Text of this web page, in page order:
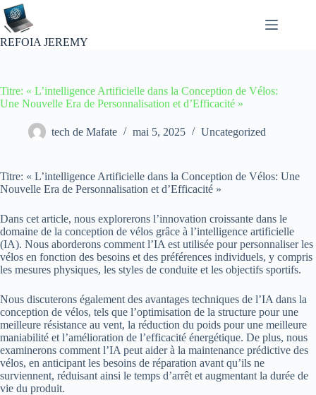
Passer
au
contenu
REFOIA JEREMY
Titre: « L’intelligence Artificielle dans la Conception de Vélos:
Une Nouvelle Era de Personnalisation et d’Efficacité »
tech de Mafate mai 5, 2025 Uncategorized
Titre: « L’intelligence Artificielle dans la Conception de Vélos: Une
Nouvelle Era de Personnalisation et d’Efficacité »
Dans cet article, nous explorerons l’innovation croissante dans le
domaine de la conception de vélos grâce à l’intelligence artificielle
(IA). Nous aborderons comment l’IA est utilisée pour personnaliser les
vélos en fonction des besoins et des préférences individuels, y compris
les mesures physiques, les styles de conduite et les objectifs sportifs.
Nous discuterons également des avantages techniques de l’IA dans la
conception de vélos, tels que l’optimisation de la structure pour une
meilleure résistance au vent, la réduction du poids pour une meilleure
maniabilité et l’amélioration de l’efficacité énergétique. De plus, nous
examinerons comment l’IA peut aider à la maintenance prédictive des
vélos, en anticipant les besoins de réparation avant qu’ils ne
surviennent, réduisant ainsi le temps d’arrêt et augmentant la durée de
vie du produit.